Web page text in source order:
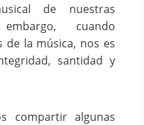
de nuestras
cuando
de la música, nos es
santidad y
compartir algunas